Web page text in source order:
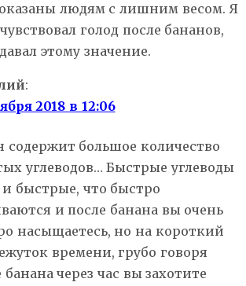
людям с лишним весом. Я
голод после бананов,
этому значение.
:
2018 в 12:06
содержит большое количество
углеводов… Быстрые углеводы
и быстрые, что быстро
и после банана вы очень
насыщаетесь, но на короткий
времени, грубо говоря
банана через час вы захотите